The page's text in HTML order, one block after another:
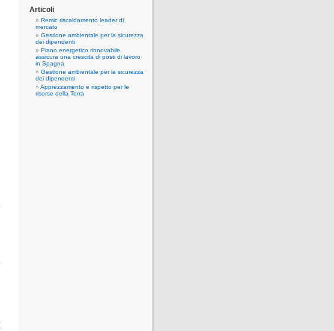
Articoli
Remic riscaldamento leader di
mercato
Gestione ambientale per la sicurezza
dei dipendenti
Piano energetico rinnovabile
assicura una crescita di posti di lavoro
in Spagna
Gestione ambientale per la sicurezza
dei dipendenti
Apprezzamento e rispetto per le
risorse della Terra